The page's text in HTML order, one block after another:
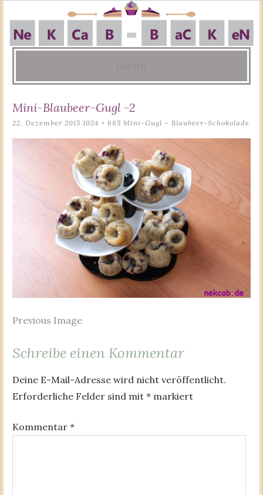
to
Mini-Blaubeer-Gugl -2
22. Dezember 2015 1024 × 685 Mini-Gugl – Blaubeer-Schokolade
Previous Image
Schreibe einen Kommentar
Deine E-Mail-Adresse wird nicht veröffentlicht.
Erforderliche Felder sind mit * markiert
Kommentar *